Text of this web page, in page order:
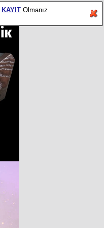
KAYIT Olmanız